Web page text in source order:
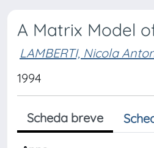
A Matrix Model
LAMBERTI, Nicola
1994
Scheda breve